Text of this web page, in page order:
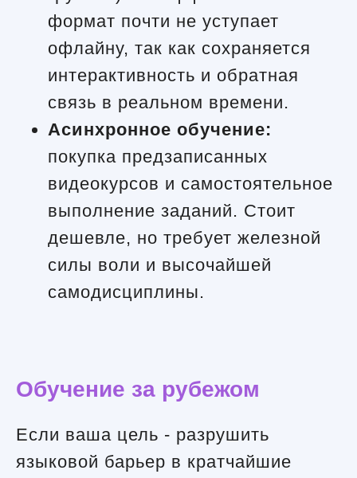
формат почти не уступает
офлайну, так как сохраняется
интерактивность и обратная
связь в реальном времени.
Асинхронное обучение:
покупка предзаписанных
видеокурсов и самостоятельное
выполнение заданий. Стоит
дешевле, но требует железной
силы воли и высочайшей
самодисциплины.
Обучение за рубежом
Если ваша цель - разрушить
языковой барьер в кратчайшие